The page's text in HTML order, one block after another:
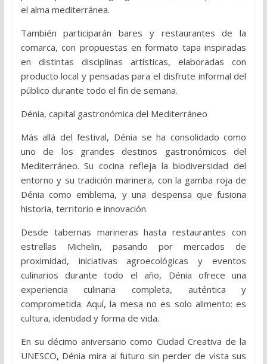
el alma mediterránea.
También participarán bares y restaurantes de la
comarca, con propuestas en formato tapa inspiradas
en distintas disciplinas artísticas, elaboradas con
producto local y pensadas para el disfrute informal del
público durante todo el fin de semana.
Dénia, capital gastronómica del Mediterráneo
Más allá del festival, Dénia se ha consolidado como
uno de los grandes destinos gastronómicos del
Mediterráneo. Su cocina refleja la biodiversidad del
entorno y su tradición marinera, con la gamba roja de
Dénia como emblema, y una despensa que fusiona
historia, territorio e innovación.
Desde tabernas marineras hasta restaurantes con
estrellas Michelin, pasando por mercados de
proximidad, iniciativas agroecológicas y eventos
culinarios durante todo el año, Dénia ofrece una
experiencia culinaria completa, auténtica y
comprometida. Aquí, la mesa no es solo alimento: es
cultura, identidad y forma de vida.
En su décimo aniversario como Ciudad Creativa de la
UNESCO, Dénia mira al futuro sin perder de vista sus